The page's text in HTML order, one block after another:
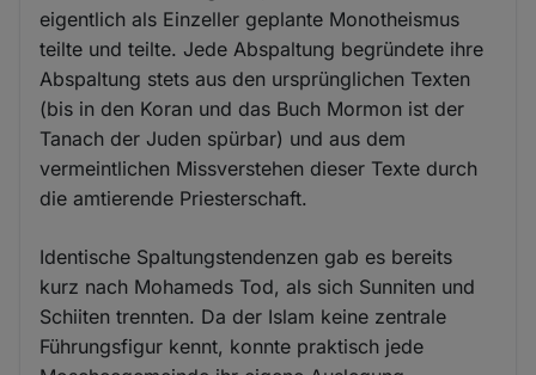
eigentlich als Einzeller geplante Monotheismus
teilte und teilte. Jede Abspaltung begründete ihre
Abspaltung stets aus den ursprünglichen Texten
(bis in den Koran und das Buch Mormon ist der
Tanach der Juden spürbar) und aus dem
vermeintlichen Missverstehen dieser Texte durch
die amtierende Priesterschaft.
Identische Spaltungstendenzen gab es bereits
kurz nach Mohameds Tod, als sich Sunniten und
Schiiten trennten. Da der Islam keine zentrale
Führungsfigur kennt, konnte praktisch jede